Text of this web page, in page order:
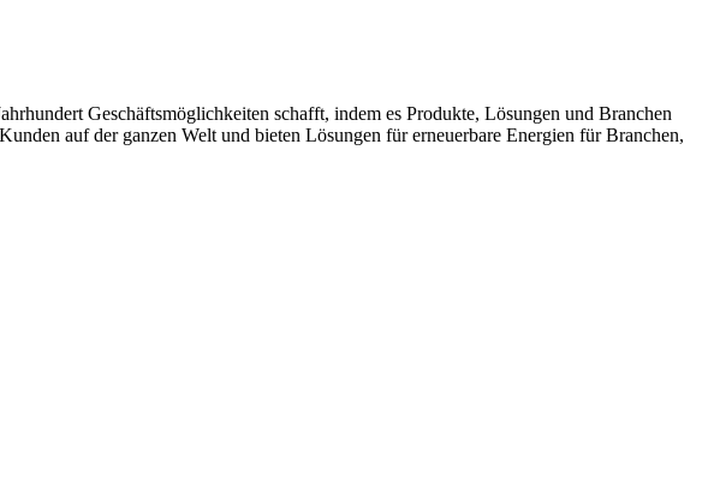
Geschäftsmöglichkeiten schafft, indem es Produkte, Lösungen und Branchen
auf der ganzen Welt und bieten Lösungen für erneuerbare Energien für Branchen,